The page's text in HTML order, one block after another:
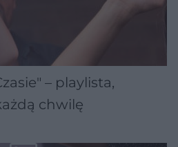
– playlista,
chwilę